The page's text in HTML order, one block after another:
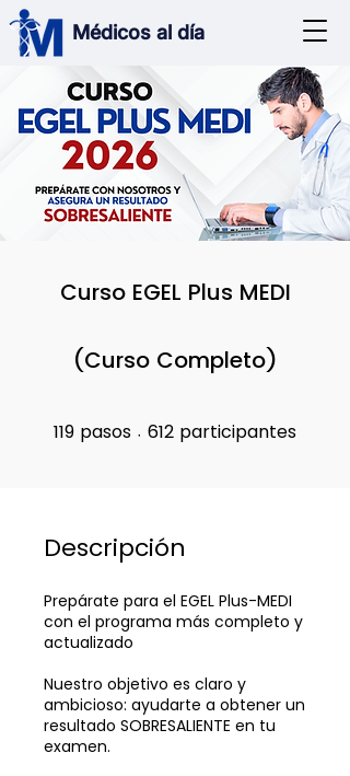
Médicos al día
Curso EGEL Plus MEDI
(Curso Completo)
119 pasos 119 pasos
612 participantes
Descripción
Prepárate para el EGEL Plus-MEDI
con el programa más completo y
actualizado
Nuestro objetivo es claro y
ambicioso: ayudarte a obtener un
resultado SOBRESALIENTE en tu
examen.